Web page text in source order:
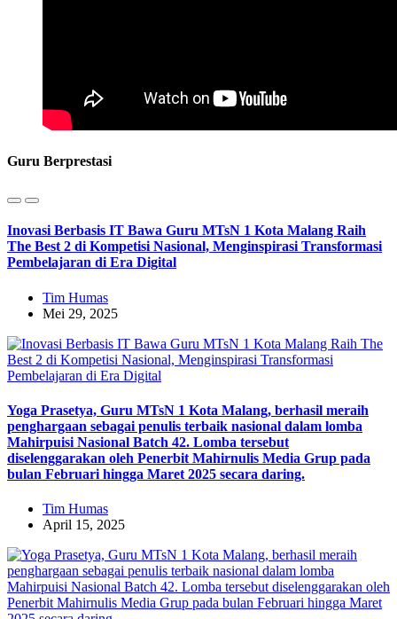
Guru Berprestasi
Inovasi Berbasis IT Bawa Guru MTsN 1 Kota Malang Raih
The Best 2 di Kompetisi Nasional, Menginspirasi Transformasi
Pembelajaran di Era Digital
Tim Humas
Mei 29, 2025
Yoga Prasetya, Guru MTsN 1 Kota Malang, berhasil meraih
penghargaan sebagai penulis terbaik nasional dalam lomba
Mahirpuisi Nasional Batch 42. Lomba tersebut
diselenggarakan oleh Penerbit Mahirnulis Media Grup pada
bulan Februari hingga Maret 2025 secara daring.
Tim Humas
April 15, 2025